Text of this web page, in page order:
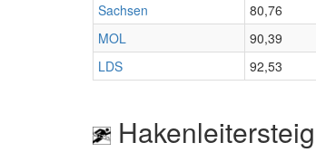
Sachsen 80,76
MOL 90,39
LDS 92,53